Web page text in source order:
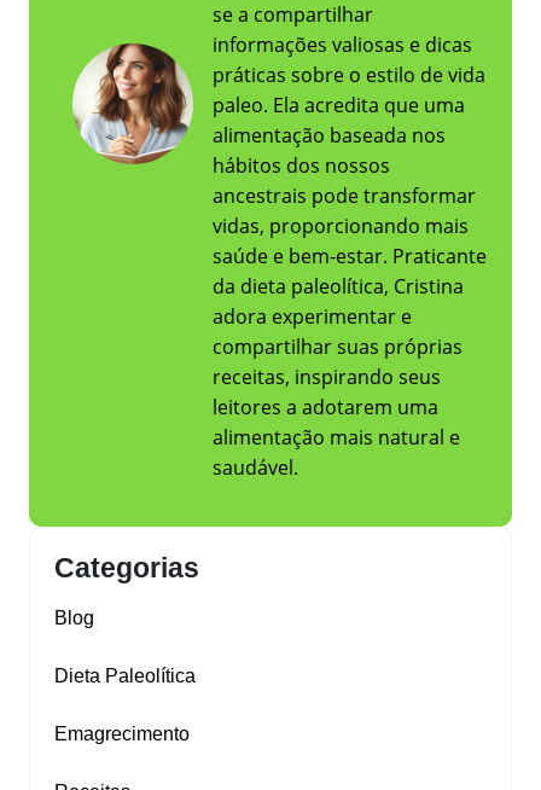
se a compartilhar
informações valiosas e dicas
práticas sobre o estilo de vida
paleo. Ela acredita que uma
alimentação baseada nos
hábitos dos nossos
ancestrais pode transformar
vidas, proporcionando mais
saúde e bem-estar. Praticante
da dieta paleolítica, Cristina
adora experimentar e
compartilhar suas próprias
receitas, inspirando seus
leitores a adotarem uma
alimentação mais natural e
saudável.
Categorias
Blog
Dieta Paleolítica
Emagrecimento